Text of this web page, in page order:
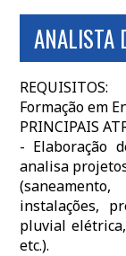
ANALISTA
REQUISITOS:
Formação em
PRINCIPAIS
- Elaboração
analisa
instalações,
pluvial
etc.).